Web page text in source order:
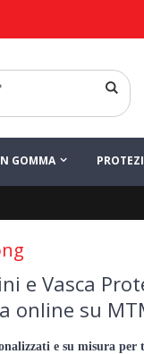
GOMMA
e Vasca
online su
e su misura